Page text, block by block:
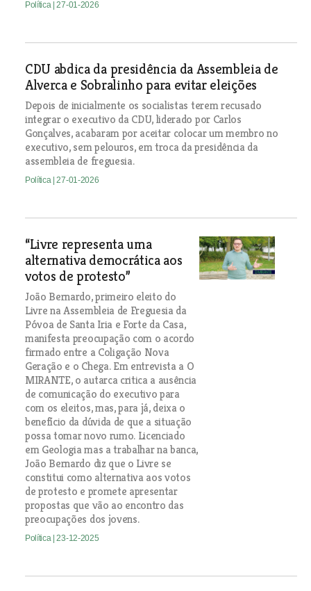
Política | 27-01-2026
CDU abdica da presidência da Assembleia de
Alverca e Sobralinho para evitar eleições
Depois de inicialmente os socialistas terem recusado
integrar o executivo da CDU, liderado por Carlos
Gonçalves, acabaram por aceitar colocar um membro no
executivo, sem pelouros, em troca da presidência da
assembleia de freguesia.
Política | 27-01-2026
“Livre representa uma
alternativa democrática aos
votos de protesto”
João Bernardo, primeiro eleito do
Livre na Assembleia de Freguesia da
Póvoa de Santa Iria e Forte da Casa,
manifesta preocupação com o acordo
firmado entre a Coligação Nova
Geração e o Chega. Em entrevista a O
MIRANTE, o autarca critica a ausência
de comunicação do executivo para
com os eleitos, mas, para já, deixa o
benefício da dúvida de que a situação
possa tomar novo rumo. Licenciado
em Geologia mas a trabalhar na banca,
João Bernardo diz que o Livre se
constitui como alternativa aos votos
de protesto e promete apresentar
propostas que vão ao encontro das
preocupações dos jovens.
Política | 23-12-2025